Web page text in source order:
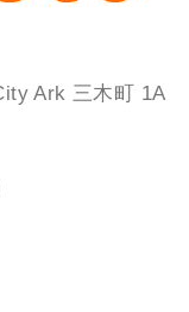
Ark 三木町 1A